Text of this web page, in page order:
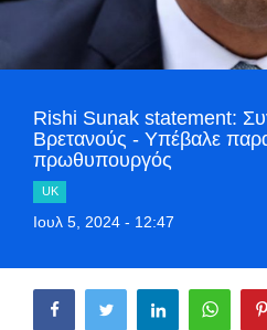
Greece
Style Adorés
Arts & Culture
Rishi Sunak statement:
Βρετανούς - Υπέβαλε
πρωθυπουργός
UK
Ιουλ 5, 2024 - 12:47